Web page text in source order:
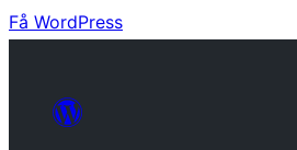
Få WordPress